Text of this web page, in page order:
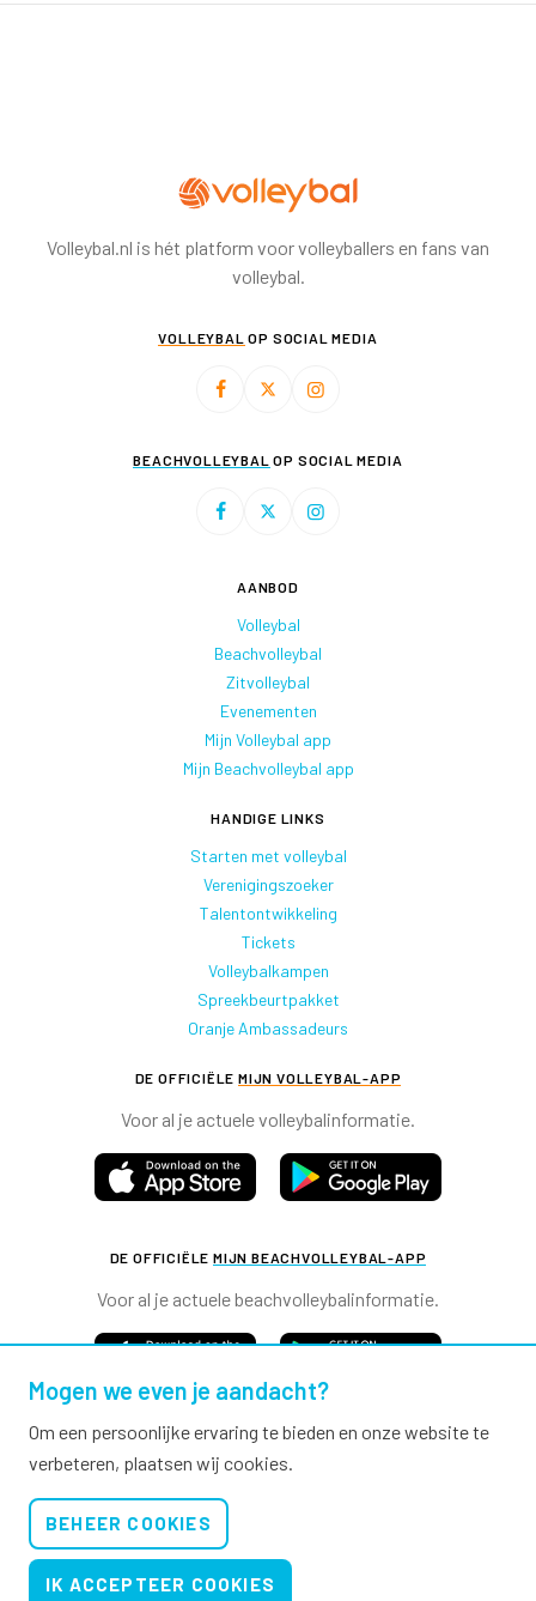
Volleybal.nl is hét platform voor volleyballers en fans van
volleybal.
VOLLEYBAL OP SOCIAL MEDIA
BEACHVOLLEYBAL OP SOCIAL MEDIA
AANBOD
Volleybal
Beachvolleybal
Zitvolleybal
Evenementen
Mijn Volleybal app
Mijn Beachvolleybal app
HANDIGE LINKS
Starten met volleybal
Verenigingszoeker
Talentontwikkeling
Tickets
Volleybalkampen
Spreekbeurtpakket
Oranje Ambassadeurs
DE OFFICIËLE MIJN VOLLEYBAL-APP
Voor al je actuele volleybalinformatie.
DE OFFICIËLE MIJN BEACHVOLLEYBAL-APP
Voor al je actuele beachvolleybalinformatie.
Nieuwsbrieven
Mogen we even je aandacht?
Om een persoonlijke ervaring te bieden en onze website te
verbeteren, plaatsen wij cookies.
BEHEER COOKIES
IK ACCEPTEER COOKIES